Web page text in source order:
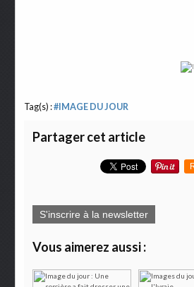
Tag(s) :#IMAGE DU JOUR
Partager cet article
S'inscrire à la newsletter
Vous aimerez aussi :